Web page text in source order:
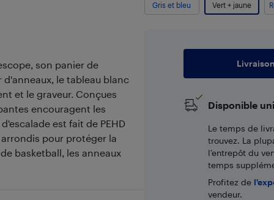
son panier de
d'anneaux, le tableau blanc
et le graveur. Conçues
encouragent les
est fait de PEHD
arrondis pour protéger la
basketball, les anneaux
Gris et bleu Vert + jaune
Disponible
Le temps de
trouvez. La
l’entrepôt du
temps
Profitez de
vendeur.